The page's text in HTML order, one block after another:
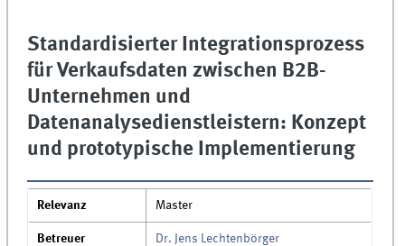
Standardisierter Integrationsprozess
für Verkaufsdaten zwischen B2B-
Unternehmen und
Datenanalysedienstleistern: Konzept
und prototypische Implementierung
Relevanz Master
Betreuer Dr. Jens Lechtenbörger